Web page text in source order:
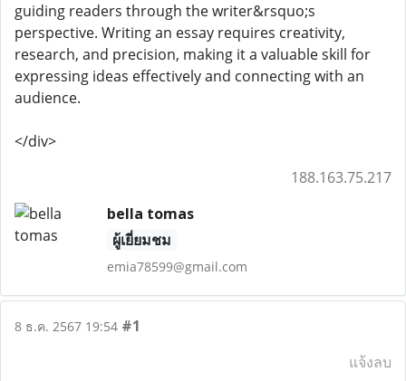
guiding readers through the writer&rsquo;s
perspective. Writing an essay requires creativity,
research, and precision, making it a valuable skill for
expressing ideas effectively and connecting with an
audience.
</div>
188.163.75.217
bella tomas
ผู้เยี่ยมชม
emia78599@gmail.com
8 ธ.ค. 2567 19:54 #1
แจ้งลบ